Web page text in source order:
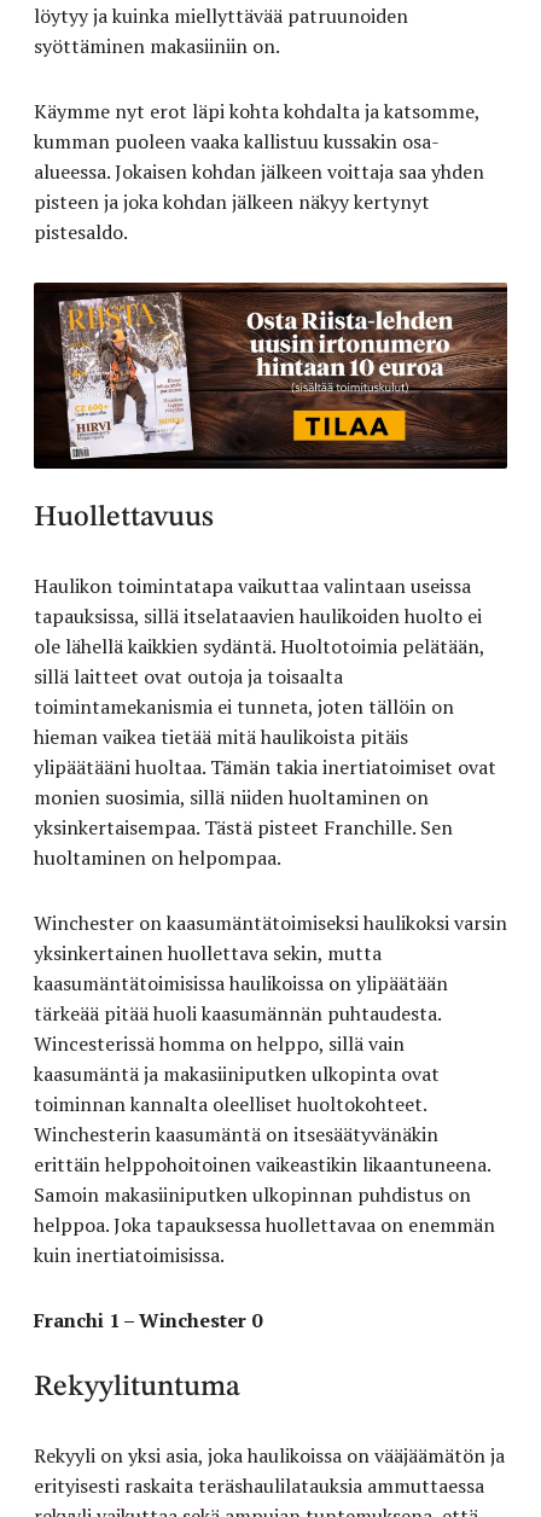
löytyy ja kuinka miellyttävää patruunoiden
syöttäminen makasiiniin on.
Käymme nyt erot läpi kohta kohdalta ja katsomme,
kumman puoleen vaaka kallistuu kussakin osa-
alueessa. Jokaisen kohdan jälkeen voittaja saa yhden
pisteen ja joka kohdan jälkeen näkyy kertynyt
pistesaldo.
Huollettavuus
Haulikon toimintatapa vaikuttaa valintaan useissa
tapauksissa, sillä itselataavien haulikoiden huolto ei
ole lähellä kaikkien sydäntä. Huoltotoimia pelätään,
sillä laitteet ovat outoja ja toisaalta
toimintamekanismia ei tunneta, joten tällöin on
hieman vaikea tietää mitä haulikoista pitäis
ylipäätääni huoltaa. Tämän takia inertiatoimiset ovat
monien suosimia, sillä niiden huoltaminen on
yksinkertaisempaa. Tästä pisteet Franchille. Sen
huoltaminen on helpompaa.
Winchester on kaasumäntätoimiseksi haulikoksi varsin
yksinkertainen huollettava sekin, mutta
kaasumäntätoimisissa haulikoissa on ylipäätään
tärkeää pitää huoli kaasumännän puhtaudesta.
Wincesterissä homma on helppo, sillä vain
kaasumäntä ja makasiiniputken ulkopinta ovat
toiminnan kannalta oleelliset huoltokohteet.
Winchesterin kaasumäntä on itsesäätyvänäkin
erittäin helppohoitoinen vaikeastikin likaantuneena.
Samoin makasiiniputken ulkopinnan puhdistus on
helppoa. Joka tapauksessa huollettavaa on enemmän
kuin inertiatoimisissa.
Franchi 1 – Winchester 0
Rekyylituntuma
Rekyyli on yksi asia, joka haulikoissa on vääjäämätön ja
erityisesti raskaita teräshaulilatauksia ammuttaessa